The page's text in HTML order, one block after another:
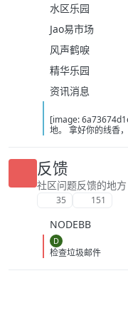
水区乐园
Jao易市场
风声鹤唳
精华乐园
资讯消息
[image:
地。 拿好你的线香
悲剧轮回…… 【作者
作品：《灾厄收容
所》等 【下载地址】
https://
夸克：https://
反馈
社区问题反馈的地方
35 151
NODEBB
D
检查垃圾邮件